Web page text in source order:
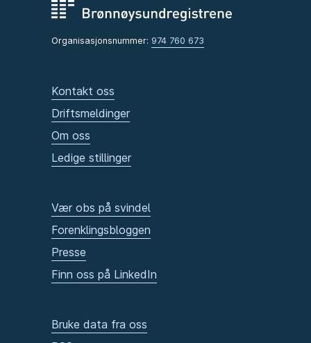
Organisasjonsnummer: 974 760 673
Kontakt oss
Driftsmeldinger
Om oss
Ledige stillinger
Vær obs på svindel
Forenklingsbloggen
Presse
Finn oss på LinkedIn
Bruke data fra oss